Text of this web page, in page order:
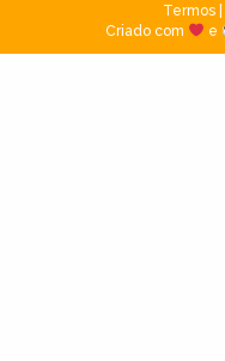
Termos|
Criado com
e